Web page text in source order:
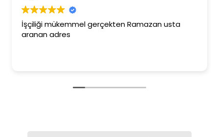
İşçiliği mükemmel gerçekten Ramazan usta
aranan adres